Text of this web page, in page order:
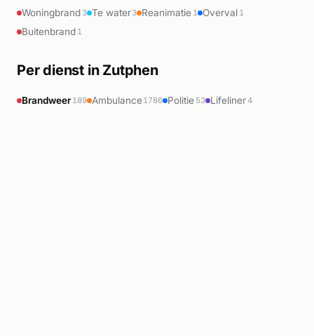
Woningbrand 3 Te water3 Reanimatie 1 Overval 1
Buitenbrand 1
Per dienst in Zutphen
Brandweer 189 Ambulance1786 Politie 53 Lifeliner4